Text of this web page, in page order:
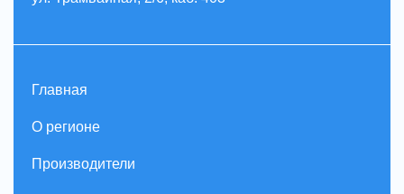
Главная
О регионе
Производители